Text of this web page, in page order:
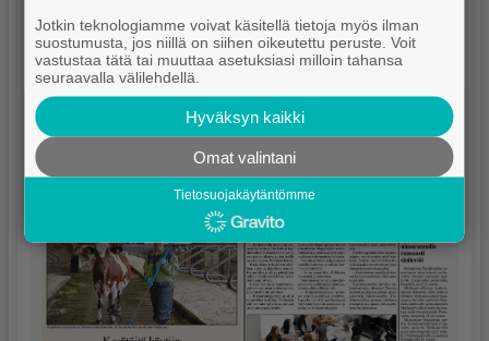
Jotkin teknologiamme voivat käsitellä tietoja myös ilman
suostumusta, jos niillä on siihen oikeutettu peruste. Voit
vastustaa tätä tai muuttaa asetuksiasi milloin tahansa
seuraavalla välilehdellä.
Hyväksyn kaikki
Omat valintani
Tietosuojakäytäntömme